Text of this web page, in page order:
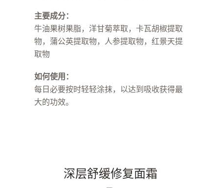
主要成分：
牛油果树果脂，洋甘菊萃取，卡瓦胡椒提取
物，蒲公英提取物，人参提取物，红景天提
取物
如何使用：
每日必要按时轻轻涂抹，以达到吸收获得最
大的功效。
深层舒缓修复面霜